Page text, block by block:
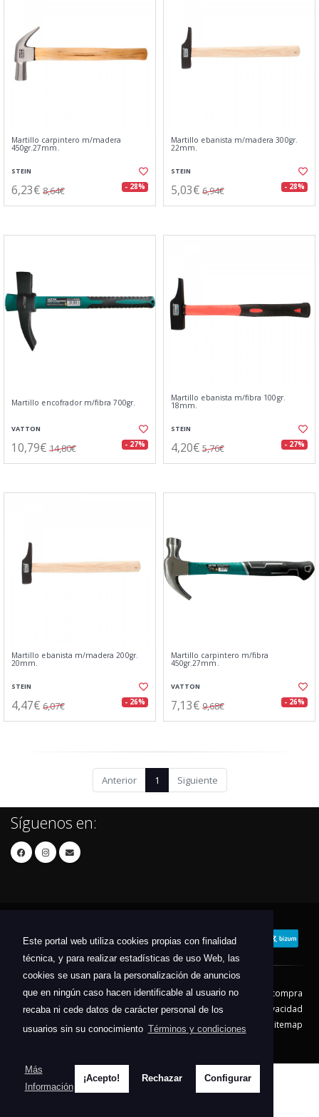
Este portal web utiliza cookies propias con finalidad
técnica, y para realizar estadísticas de uso Web, las
cookies se usan para la personalización de anuncios
que en ningún caso hacen identificable al usuario no
recaba ni cede datos de carácter personal de los
usuarios sin su conocimiento Términos y condiciones
Más
Información
¡Acepto! Rechazar Configurar
Martillo carpintero m/madera
450gr.27mm.
STEIN
6,23€ 8,64€ - 28%
Martillo ebanista m/madera 300gr.
22mm.
STEIN
5,03€ 6,94€ - 28%
Martillo encofrador m/fibra 700gr.
VATTON
10,79€ 14,80€ - 27%
Martillo ebanista m/fibra 100gr.
18mm.
STEIN
4,20€ 5,76€ - 27%
Martillo ebanista m/madera 200gr.
20mm.
STEIN
4,47€ 6,07€ - 26%
Martillo carpintero m/fibra
450gr.27mm.
VATTON
7,13€ 9,68€ - 26%
Anterior 1 Siguiente
Síguenos en:
Contacto Aviso Legal
Condiciones de compra
Política de envíos
Política de devolución
Política de Privacidad
Política de Cookies
Sitemap